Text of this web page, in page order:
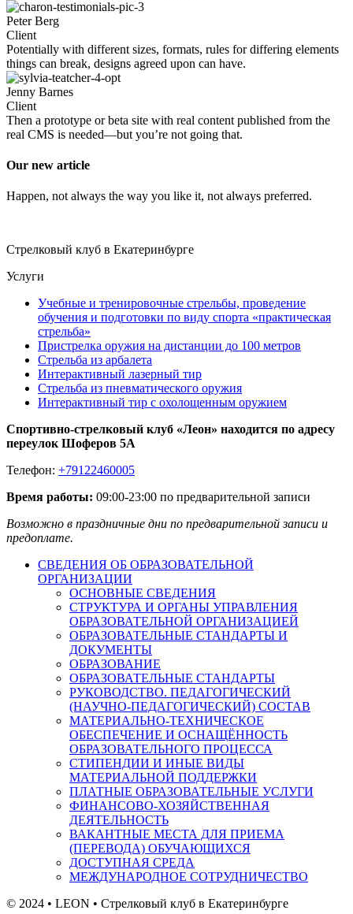
Peter Berg
Client
Potentially with different sizes, formats, rules for differing elements
things can break, designs agreed upon can have.
Jenny Barnes
Client
Then a prototype or beta site with real content published from the
real CMS is needed—but you’re not going that.
Our new article
Happen, not always the way you like it, not always preferred.
Стрелковый клуб в Екатеринбурге
Услуги
Учебные и тренировочные стрельбы, проведение
обучения и подготовки по виду спорта «практическая
стрельба»
Пристрелка оружия на дистанции до 100 метров
Стрельба из арбалета
Интерактивный лазерный тир
Стрельба из пневматического оружия
Интерактивный тир с охолощенным оружием
Спортивно-стрелковый клуб «Леон» находится по адресу
переулок Шоферов 5А
Телефон: +79122460005
Время работы: 09:00-23:00 по предварительной записи
Возможно в праздничные дни по предварительной записи и
предоплате.
СВЕДЕНИЯ ОБ ОБРАЗОВАТЕЛЬНОЙ
ОРГАНИЗАЦИИ
ОСНОВНЫЕ СВЕДЕНИЯ
СТРУКТУРА И ОРГАНЫ УПРАВЛЕНИЯ
ОБРАЗОВАТЕЛЬНОЙ ОРГАНИЗАЦИЕЙ
ОБРАЗОВАТЕЛЬНЫЕ СТАНДАРТЫ И
ДОКУМЕНТЫ
ОБРАЗОВАНИЕ
ОБРАЗОВАТЕЛЬНЫЕ СТАНДАРТЫ
РУКОВОДСТВО. ПЕДАГОГИЧЕСКИЙ
(НАУЧНО-ПЕДАГОГИЧЕСКИЙ) СОСТАВ
МАТЕРИАЛЬНО-ТЕХНИЧЕСКОЕ
ОБЕСПЕЧЕНИЕ И ОСНАЩЁННОСТЬ
ОБРАЗОВАТЕЛЬНОГО ПРОЦЕССА
СТИПЕНДИИ И ИНЫЕ ВИДЫ
МАТЕРИАЛЬНОЙ ПОДДЕРЖКИ
ПЛАТНЫЕ ОБРАЗОВАТЕЛЬНЫЕ УСЛУГИ
ФИНАНСОВО-ХОЗЯЙСТВЕННАЯ
ДЕЯТЕЛЬНОСТЬ
ВАКАНТНЫЕ МЕСТА ДЛЯ ПРИЕМА
(ПЕРЕВОДА) ОБУЧАЮЩИХСЯ
ДОСТУПНАЯ СРЕДА
МЕЖДУНАРОДНОЕ СОТРУДНИЧЕСТВО
© 2024 • LEON • Стрелковый клуб в Екатеринбурге